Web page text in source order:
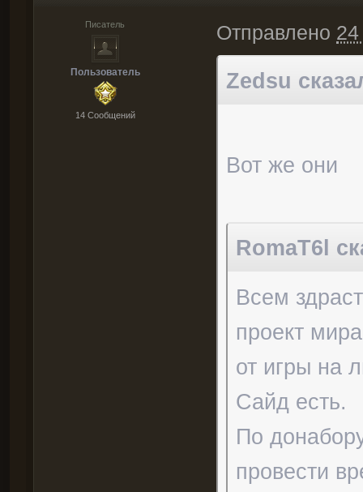
Писатель
Пользователь
14 Cообщений
Отправлено
Zedsu
Вот же они
RomaT6l
Всем
проект
от игры на
Сайд есть.
По
провести